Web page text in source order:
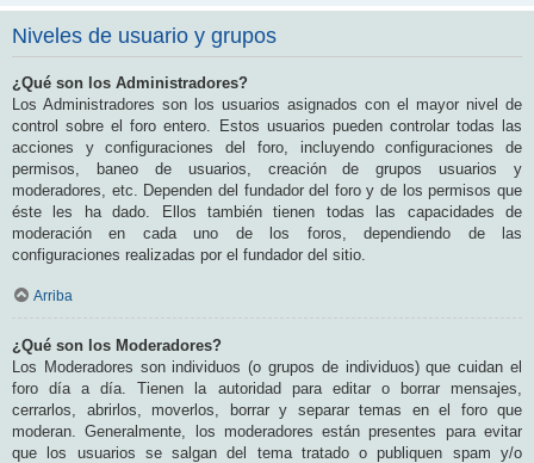
Niveles de usuario y grupos
¿Qué son los Administradores?
Los Administradores son los usuarios asignados con el mayor nivel de
control sobre el foro entero. Estos usuarios pueden controlar todas las
acciones y configuraciones del foro, incluyendo configuraciones de
permisos, baneo de usuarios, creación de grupos usuarios y
moderadores, etc. Dependen del fundador del foro y de los permisos que
éste les ha dado. Ellos también tienen todas las capacidades de
moderación en cada uno de los foros, dependiendo de las
configuraciones realizadas por el fundador del sitio.
Arriba
¿Qué son los Moderadores?
Los Moderadores son individuos (o grupos de individuos) que cuidan el
foro día a día. Tienen la autoridad para editar o borrar mensajes,
cerrarlos, abrirlos, moverlos, borrar y separar temas en el foro que
moderan. Generalmente, los moderadores están presentes para evitar
que los usuarios se salgan del tema tratado o publiquen spam y/o